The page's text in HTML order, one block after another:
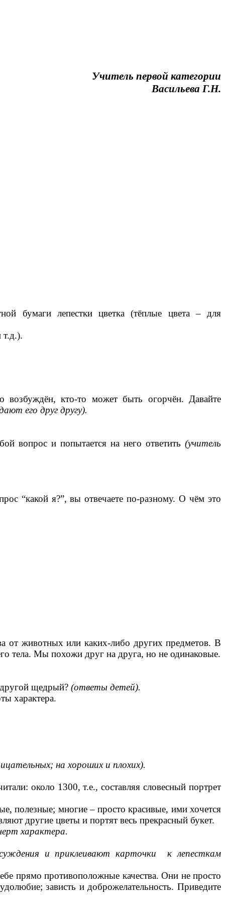
Учитель первой категории
Васильева Г.Н.
бумаги лепестки цветка (тёплые цвета – для
т.д.).
возбуждён, кто-то может быть огорчён. Давайте
его друг другу).
и попытается на него ответить (учитель
“какой я?”, вы отвечаете по-разному. О чём это
животных или каких-либо других предметов. В
тела. Мы похожи друг на друга, но не одинаковые.
щедрый? (ответы детей).
характера.
на хороших и плохих).
около 1300, т.е., составляя словесный портрет
полезные; многие – просто красивые, ими хочется
другие цветы и портят весь прекрасный букет.
характера.
и приклеивают карточки к лепесткам
прямо противоположные качества. Они не просто
зависть и доброжелательность. Приведите